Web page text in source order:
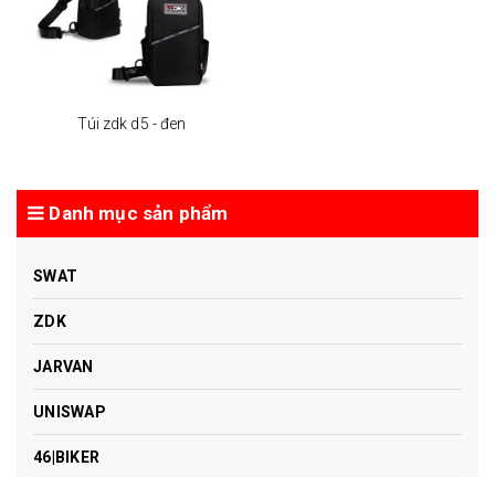
Túi zdk d5 - đen
Danh mục sản phẩm
SWAT
ZDK
JARVAN
UNISWAP
46|BIKER